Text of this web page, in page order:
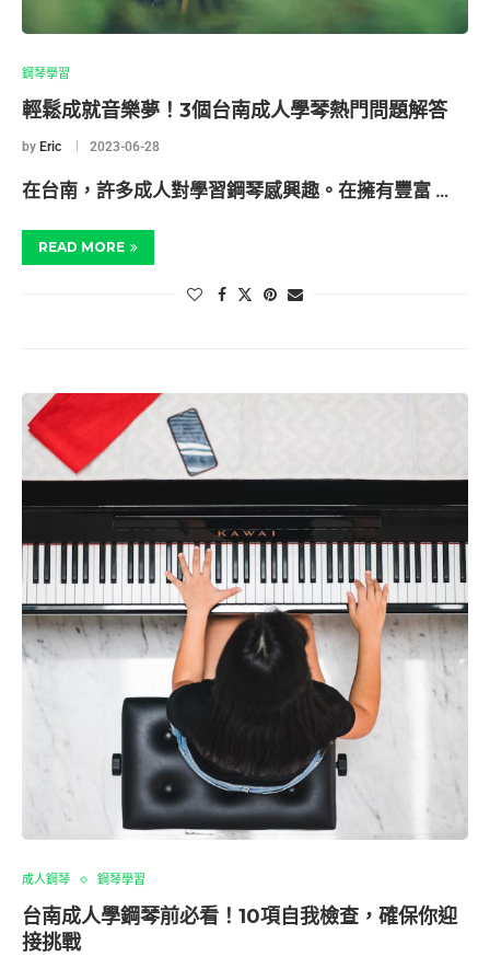
鋼琴學習
輕鬆成就音樂夢！3個台南成人學琴熱門問題解答
by Eric 2023-06-28
在台南，許多成人對學習鋼琴感興趣。在擁有豐富 …
READ MORE
成人鋼琴 鋼琴學習
台南成人學鋼琴前必看！10項自我檢查，確保你迎
接挑戰